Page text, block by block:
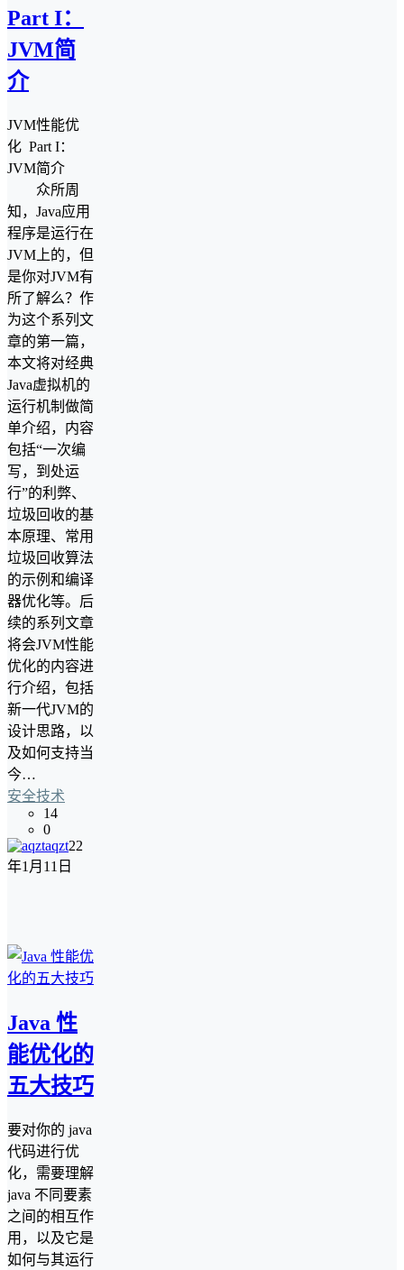
Part I：
JVM简
介
JVM性能优
化 Part I：
JVM简介
众所周
知，Java应用
程序是运行在
JVM上的，但
是你对JVM有
所了解么？作
为这个系列文
章的第一篇，
本文将对经典
Java虚拟机的
运行机制做简
单介绍，内容
包括“一次编
写，到处运
行”的利弊、
垃圾回收的基
本原理、常用
垃圾回收算法
的示例和编译
器优化等。后
续的系列文章
将会JVM性能
优化的内容进
行介绍，包括
新一代JVM的
设计思路，以
及如何支持当
今…
安全技术
14
0
aqzt22
年1月11日
Java 性
能优化的
五大技巧
要对你的 java
代码进行优
化，需要理解
java 不同要素
之间的相互作
用，以及它是
如何与其运行